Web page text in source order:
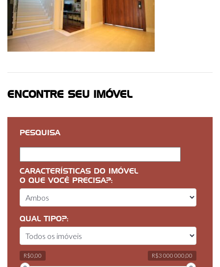
ENCONTRE SEU IMÓVEL
PESQUISA
CARACTERÍSTICAS DO IMÓVEL
O QUE VOCÊ PRECISA?:
QUAL TIPO?:
R$0,00 R$3 000 000,00